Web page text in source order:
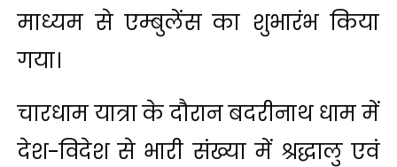
माध्यम से एम्बुलेंस का शुभारंभ किया
गया।
चारधाम यात्रा के दौरान बदरीनाथ धाम में
देश-विदेश से भारी संख्या में श्रद्धालु एवं